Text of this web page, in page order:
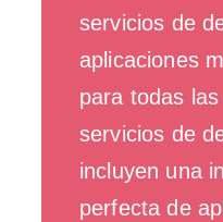
servicios de
aplicaciones
para todas
servicios de
incluyen una
perfecta de